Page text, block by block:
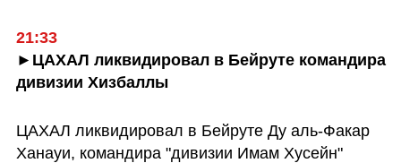
21:33
►ЦАХАЛ ликвидировал в Бейруте командира
дивизии Хизбаллы
ЦАХАЛ ликвидировал в Бейруте Ду аль-Факар
Ханауи, командира "дивизии Имам Хусейн"